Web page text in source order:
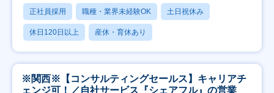
正社員採用 職種・業界未経験OK 土日祝休み
休日120日以上 産休・育休あり
※関西※【コンサルティングセールス】キャリアチ
ェンジ可！／自社サービス『シェアフル』の営業